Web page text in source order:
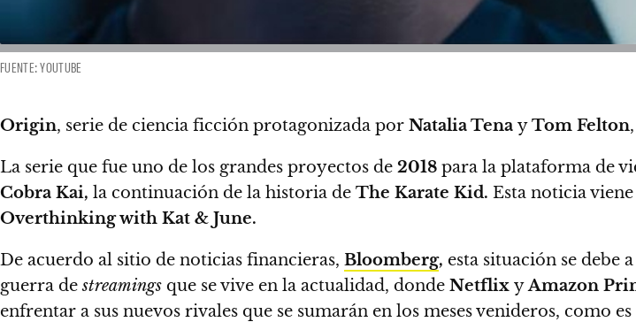
FUENTE: YOUTUBE
Origin, serie de ciencia ficción protagonizada por Natalia Tena yTom Felton,
La serie que fue uno de los grandes proyectos de 2018 para la plataforma de
Cobra Kai, la continuación de la historia de The Karate Kid. Esta noticia
Overthinking with Kat & June.
De acuerdo al sitio de noticias financieras, Bloomberg, esta situación se debe
guerra destreamings que se vive en la actualidad, donde Netflix yAmazon
enfrentar a sus nuevos rivales que se sumarán en los meses venideros, como es